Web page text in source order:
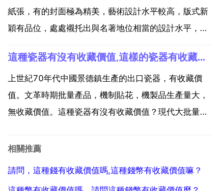
館，那裡的工...
紙張，有的封面極為精美，藝術設計水平較高，版式新
穎有品位，處處襯托出與名著地位相當的設計水平，因
閱讀人士的精神追求和薰陶。2.中國人講究詩書傳家
久，忠厚繼世長。熱愛收藏書籍，尤其名著經典著作
的，對後世子...
這種瓷器有沒有收藏價值,這樣的瓷器有收藏價值嗎？
上世紀70年代中國景德鎮生產的出口瓷器，有收藏價
值。文革時期批量產品，機制貼花，機製品生產量大，
無收藏價值。這種瓷器有沒有收藏價值？現代大批量生
年代 20世紀60 70年代 器名 粉彩開光龍鳳紋喜字盤 工
相關推薦
請問，這種錢有收藏價值嗎,這種錢幣有收藏價值嘛？